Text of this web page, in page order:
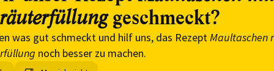
geschmeckt?
was gut schmeckt und hilf uns, das RezeptMaultaschen
noch besser zu machen.